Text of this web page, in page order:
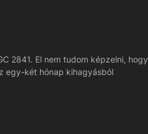
2841. El nem tudom képzelni, hogy
egy-két hónap kihagyásból